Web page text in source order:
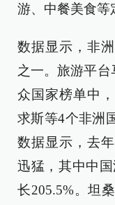
游、中餐美食等
数据显示，非
之一。旅游平台
众国家榜单中
求斯等4个非洲
数据显示，去
迅猛，其中中
长205.5%。坦